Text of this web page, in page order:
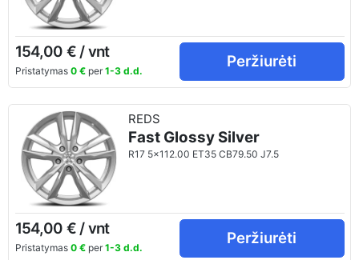
154,00 € / vnt
Pristatymas 0 €per 1-3 d.d.
Peržiurėti
REDS
Fast Glossy Silver
R17 5x112.00 ET35 CB79.50 J7.5
154,00 € / vnt
Pristatymas 0 €per 1-3 d.d.
Peržiurėti